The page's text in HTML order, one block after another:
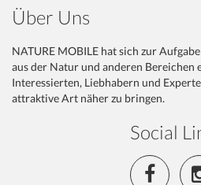
Über Uns
NATURE MOBILE hat sich zur
aus der Natur und anderen Bereichen
Interessierten, Liebhabern und
attraktive Art näher zu bringen.
Social